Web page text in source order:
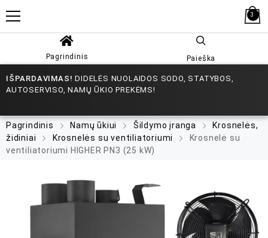
3
Pagrindinis Paieška
IŠPARDAVIMAS! DIDELĖS NUOLAIDOS SODO, STATYBOS,
AUTOSERVISO, NAMŲ ŪKIO PREKĖMS!
Pagrindinis Namų ūkiui Šildymo įranga
Krosnelės,
židiniai
Krosnelės su ventiliatoriumi
Krosnelė su
ventiliatoriumi HIGHER PN3 (25 kW)